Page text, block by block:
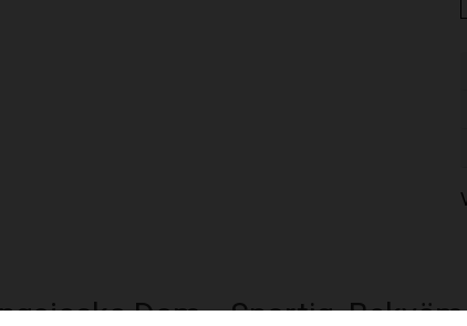
Dam– Sportig,